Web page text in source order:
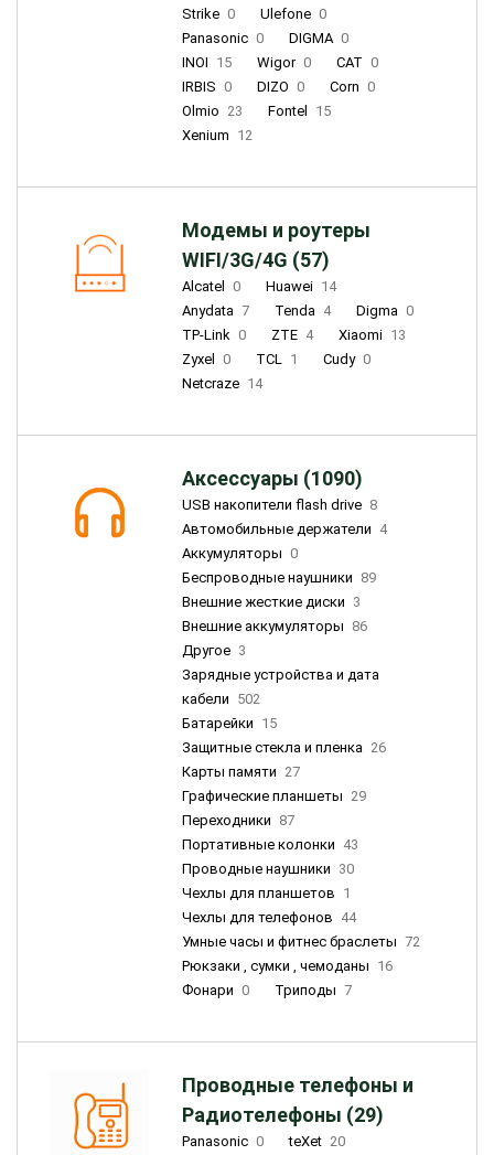
Strike 0 Ulefone 0
Panasonic 0 DIGMA 0
INOI 15 Wigor 0 CAT 0
IRBIS 0 DIZO 0 Corn 0
Olmio 23 Fontel
15
Xenium 12
Модемы и роутеры
WIFI/3G/4G (57)
Alcatel 0 Huawei 14
Anydata 7 Tenda 4 Digma 0
TP-Link 0 ZTE 4 Xiaomi 13
Zyxel
0 TCL 1 Cudy 0
Netcraze 14
Аксессуары (1090)
USB накопители flash drive 8
Автомобильные держатели 4
Аккумуляторы 0
Беспроводные наушники 89
Внешние жесткие диски 3
Внешние аккумуляторы 86
Другое 3
Зарядные устройства и дата
кабели 502
Батарейки 15
Защитные стекла и пленка 26
Карты памяти 27
Графические планшеты 29
Переходники 87
Портативные колонки 43
Проводные наушники 30
Чехлы для планшетов 1
Чехлы для телефонов 44
Умные часы и фитнес браслеты 72
Рюкзаки , сумки , чемоданы 16
Фонари 0 Триподы 7
Проводные телефоны и
Радиотелефоны (29)
Panasonic 0 teXet 20